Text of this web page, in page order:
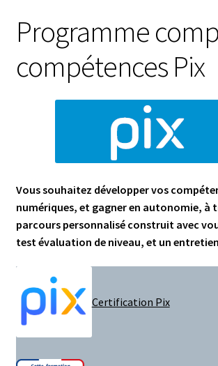
Sensibilisations
Contact
Programme
compétences Pix
Vous souhaitez développer vos
numériques, et gagner en autonomie, à
parcours personnalisé construit avec
test évaluation de niveau, et un
Certification Pix